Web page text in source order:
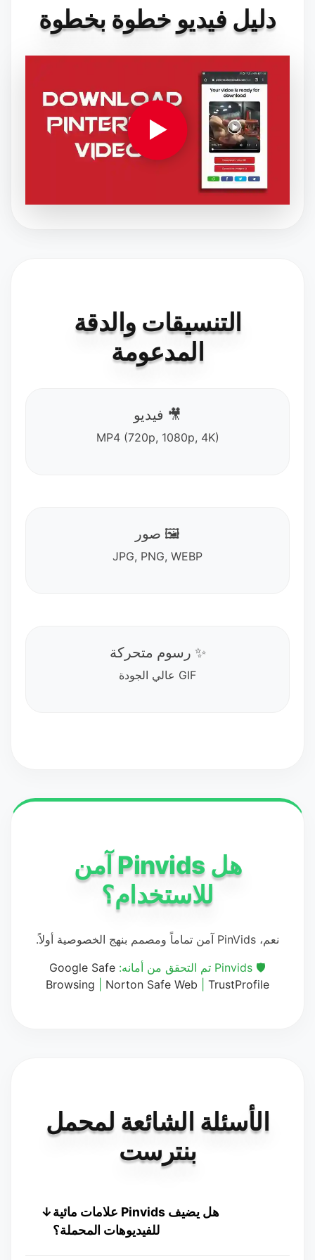
دليل فيديو خطوة بخطوة
▶
التنسيقات والدقة
المدعومة
🎥 فيديو
MP4 (720p, 1080p, 4K)
🖼️ صور
JPG, PNG, WEBP
✨ رسوم متحركة
GIF عالي الجودة
هل Pinvids آمن
للاستخدام؟
نعم، PinVids آمن تماماً ومصمم بنهج الخصوصية أولاً.
🛡️ Pinvids تم التحقق من أمانه:
Google Safe
Browsing
Norton Safe Web TrustProfile
الأسئلة الشائعة لمحمل
بنترست
هل يضيف Pinvids علامات مائية
للفيديوهات المحملة؟
↓